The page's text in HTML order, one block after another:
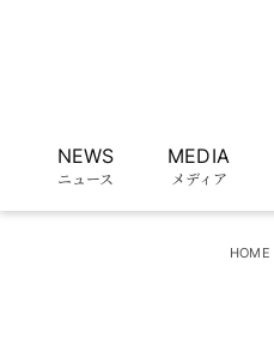
NEWS
ニュース
MEDIA
メディア
HOME